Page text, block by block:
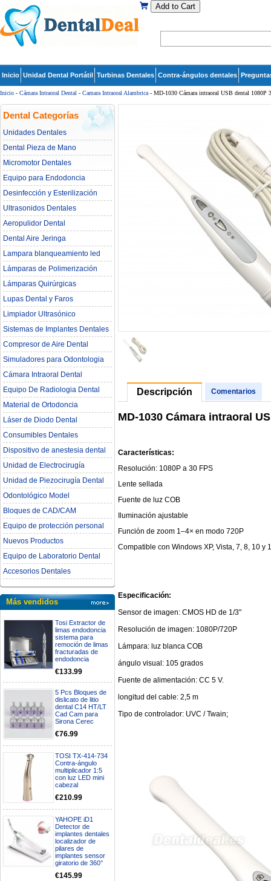
Add to Cart
Inicio Unidad Dental Portátil Turbinas Dentales Contra-ángulos dentales
Inicio - Cámara Intraoral Dental - Camara Intraoral Alambrica - MD-1030 Cámara intraoral USB dental 1080P
Dental Categorías
Unidades Dentales
Dental Pieza de Mano
Micromotor Dentales
Equipo para Endodoncia
Desinfección y Esterilización
Ultrasonidos Dentales
Aeropulidor Dental
Dental Aire Jeringa
Lampara blanqueamiento led
dental
Lámparas de Polimerización
Lámparas Quirúrgicas
Lupas Dental y Faros
Limpiador Ultrasónico
Sistemas de Implantes Dentales
Compresor de Aire Dental
Simuladores para Odontologia
Cámara Intraoral Dental
Equipo De Radiologia Dental‎
Material de Ortodoncia
Láser de Diodo Dental
Consumibles Dentales
Dispositivo de anestesia dental
Unidad de Electrocirugía
Unidad de Piezocirugía Dental
Odontológico Model
Bloques de CAD/CAM
Equipo de protección personal
Nuevos Productos
Equipo de Laboratorio Dental
Accesorios Dentales
Más vendidos
Tosi Extractor de
limas endodoncia
sistema para
remoción de limas
fracturadas de
endodoncia
€133.99
5 Pcs Bloques de
dislicato de litio
dental C14 HT/LT
Cad Cam para
Sirona Cerec
€76.99
TOSI TX-414-734
Contra-ángulo
multiplicador 1:5
con luz LED mini
cabezal
€210.99
YAHOPE iD1
Detector de
implantes dentales
localizador de
pilares de
implantes sensor
giratorio de 360°
€145.99
Descripción Comentarios
MD-1030 Cámara intraoral
Características:
Resolución: 1080P a 30 FPS
Lente sellada
Fuente de luz COB
Iluminación ajustable
Función de zoom 1–4× en modo 720P
Compatible con Windows XP, Vista, 7, 8, 10 y
Especificación:
Sensor de imagen: CMOS HD de 1/3"
Resolución de imagen: 1080P/720P
Lámpara: luz blanca COB
ángulo visual: 105 grados
Fuente de alimentación: CC 5 V.
longitud del cable: 2,5 m
Tipo de controlador: UVC / Twain;